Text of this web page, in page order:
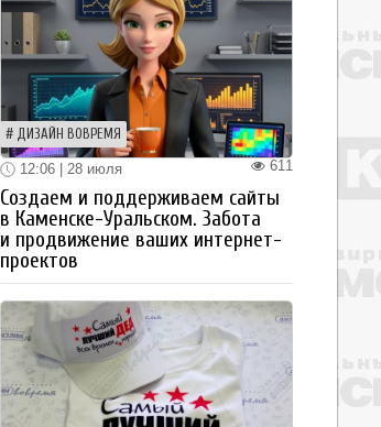
ДИЗАЙН ВОВРЕМЯ
611
12:06 | 28 июля
Создаем и поддерживаем сайты
в Каменске-Уральском. Забота
и продвижение ваших интернет-
проектов